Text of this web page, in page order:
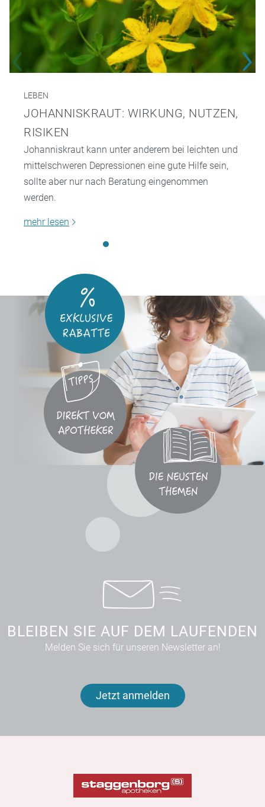
LEBEN
JOHANNISKRAUT: WIRKUNG, NUTZEN,
RISIKEN
Johanniskraut kann unter anderem bei leichten und
mittelschweren Depressionen eine gute Hilfe sein,
sollte aber nur nach Beratung eingenommen
werden.
mehr lesen
BLEIBEN SIE AUF DEM LAUFENDEN
Melden Sie sich für unseren Newsletter an!
Jetzt anmelden